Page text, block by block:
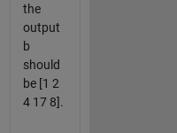
the
output
b
should
be [1 2
4 17 8].